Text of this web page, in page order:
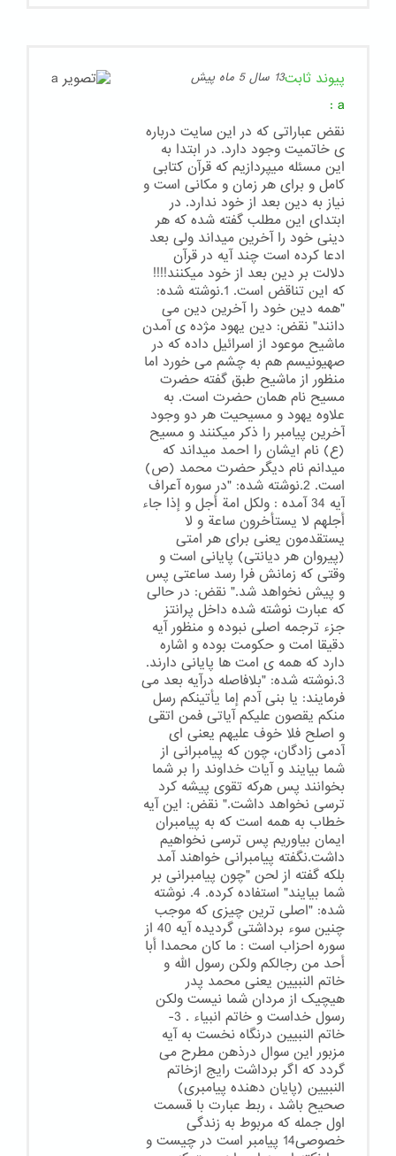
پیوند ثابت13 سال 5 ماه پیش
a
:
نقض عباراتی که در این سایت درباره
ی خاتمیت وجود دارد. در ابتدا به
این مسئله میپردازیم که قرآن کتابی
کامل و برای هر زمان و مکانی است و
نیاز به دین بعد از خود ندارد. در
ابتدای این مطلب گفته شده که هر
دینی خود را آخرین میداند ولی بعد
ادعا کرده است چند آیه در قرآن
دلالت بر دین بعد از خود میکنند!!!!
که این تناقض است. 1.نوشته شده:
"همه دین خود را آخرین دین می
دانند" نقض: دین یهود مژده ی آمدن
ماشیح موعود از اسرائیل داده که در
صهیونیسم هم به چشم می خورد اما
منظور از ماشیح طبق گفته حضرت
مسیح نام همان حضرت است. به
علاوه یهود و مسیحیت هر دو وجود
آخرین پیامبر را ذکر میکنند و مسیح
(ع) نام ایشان را احمد میداند که
میدانم نام دیگر حضرت محمد (ص)
است. 2.نوشته شده: "در سوره آعراف
آیه 34 آمده : ولکل امة أجل و إذا جاء
أجلهم لا یستأخرون ساعة و لا
یستقدمون یعنی برای هر امتی
(پیروان هر دیانتی) پایانی است و
وقتی که زمانش فرا رسد ساعتی پس
و پیش نخواهد شد." نقض: در حالی
که عبارت نوشته شده داخل پرانتز
جزء ترجمه اصلی نبوده و منظور آیه
دقیقا امت و حکومت بوده و اشاره
دارد که همه ی امت ها پایانی دارند.
3.نوشته شده: "بلافاصله درآیه بعد می
فرمایند: یا بنی آدم إما یأتینکم رسل
منکم یقصون علیکم آیاتی فمن اتقی
و اصلح فلا خوف علیهم یعنی ای
آدمی زادگان، چون که پیامبرانی از
شما بیایند و آیات خداوند را بر شما
بخوانند پس هرکه تقوی پیشه کرد
ترسی نخواهد داشت." نقض: این آیه
خطاب به همه است که به پیامبران
ایمان بیاوریم پس ترسی نخواهیم
داشت.نگفته پیامبرانی خواهند آمد
بلکه گفته از لحن "چون پیامبرانی بر
شما بیایند" استفاده کرده. 4. نوشته
شده: "اصلی ترین چیزی که موجب
چنین سوء برداشتی گردیده آیه 40 از
سوره احزاب است : ما کان محمدا أبا
أحد من رجالکم ولکن رسول الله و
خاتم النبیین یعنی محمد پدر
هیچیک از مردان شما نیست ولکن
رسول خداست و خاتم انبیاء . 3-
خاتم النبیین درنگاه نخست به آیه
مزبور این سوال درذهن مطرح می
گردد که اگر برداشت رایج ازخاتم
النبیین (پایان دهنده پیامبری)
صحیح باشد ، ربط عبارت با قسمت
اول جمله که مربوط به زندگی
خصوصی14 پیامبر است در چیست و